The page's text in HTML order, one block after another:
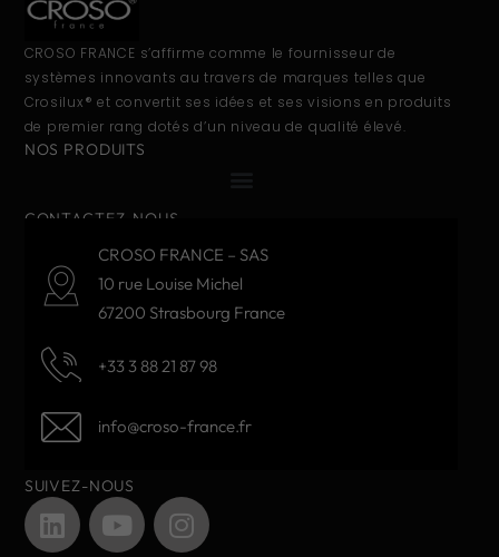
CROSO FRANCE s’affirme comme le fournisseur de
systèmes innovants au travers de marques telles que
Crosilux® et convertit ses idées et ses visions en produits
de premier rang dotés d’un niveau de qualité élevé.
NOS PRODUITS
CONTACTEZ-NOUS
CROSO FRANCE – SAS
10 rue Louise Michel
67200 Strasbourg France
+33 3 88 21 87 98
info@croso-france.fr
SUIVEZ-NOUS